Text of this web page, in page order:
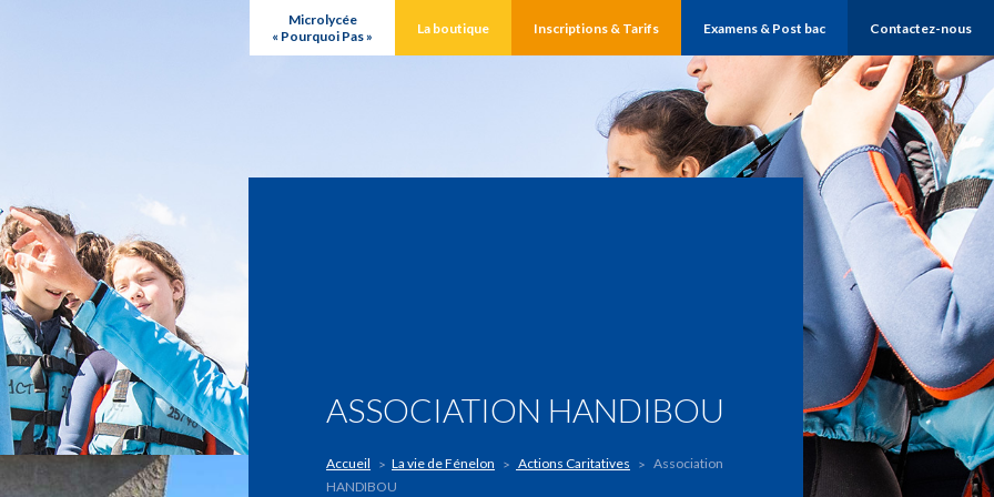
Microlycée
« Pourquoi Pas »
La boutique Inscriptions & Tarifs Examens & Post bac Contactez-nous
ASSOCIATION HANDIBOU
Accueil La vie de Fénelon Actions Caritatives
Association
HANDIBOU